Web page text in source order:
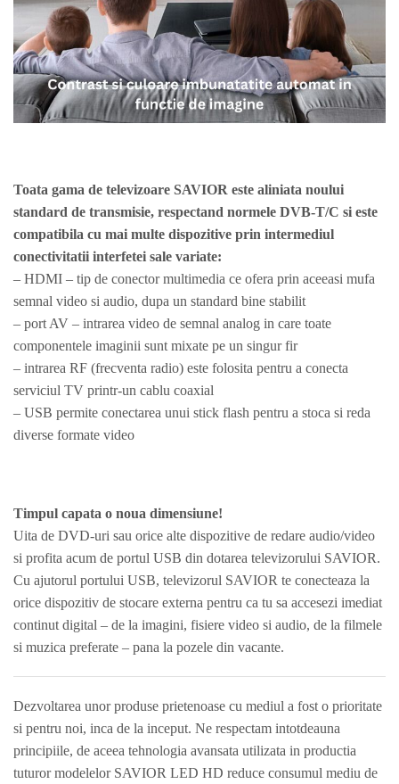
Toata gama de televizoare SAVIOR este aliniata noului
standard de transmisie, respectand normele DVB-T/C si este
compatibila cu mai multe dispozitive prin intermediul
conectivitatii interfetei sale variate:
– HDMI – tip de conector multimedia ce ofera prin aceeasi mufa
semnal video si audio, dupa un standard bine stabilit
– port AV – intrarea video de semnal analog in care toate
componentele imaginii sunt mixate pe un singur fir
– intrarea RF (frecventa radio) este folosita pentru a conecta
serviciul TV printr-un cablu coaxial
– USB permite conectarea unui stick flash pentru a stoca si reda
diverse formate video
Timpul capata o noua dimensiune!
Uita de DVD-uri sau orice alte dispozitive de redare audio/video
si profita acum de portul USB din dotarea televizorului SAVIOR.
Cu ajutorul portului USB, televizorul SAVIOR te conecteaza la
orice dispozitiv de stocare externa pentru ca tu sa accesezi imediat
continut digital – de la imagini, fisiere video si audio, de la filmele
si muzica preferate – pana la pozele din vacante.
Dezvoltarea unor produse prietenoase cu mediul a fost o prioritate
si pentru noi, inca de la inceput. Ne respectam intotdeauna
principiile, de aceea tehnologia avansata utilizata in productia
tuturor modelelor SAVIOR LED HD reduce consumul mediu de